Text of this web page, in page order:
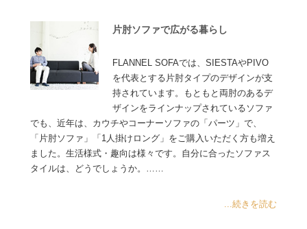
片肘ソファで広がる暮らし
FLANNEL SOFAでは、SIESTAやPIVO
を代表とする片肘タイプのデザインが支
持されています。もともと両肘のあるデ
ザインをラインナップされているソファ
でも、近年は、カウチやコーナーソファの「パーツ」で、
「片肘ソファ」「1人掛けロング」をご購入いただく方も増え
ました。生活様式・趣向は様々です。自分に合ったソファス
タイルは、どうでしょうか。……
...続きを読む